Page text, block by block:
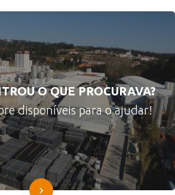
O QUE PROCURAVA?
disponíveis para o ajudar!